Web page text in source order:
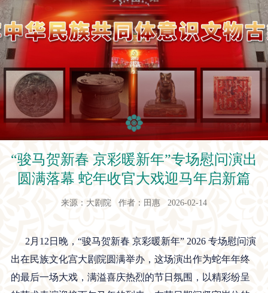
“骏马贺新春 京彩暖新年”专场慰问演出
圆满落幕 蛇年收官大戏迎马年启新篇
来源：大剧院 作者：田惠 2026-02-14
2月12日晚，“骏马贺新春 京彩暖新年” 2026 专场慰问演
出在民族文化宫大剧院圆满举办，这场演出作为蛇年年终
的最后一场大戏，满溢喜庆热烈的节日氛围，以精彩纷呈